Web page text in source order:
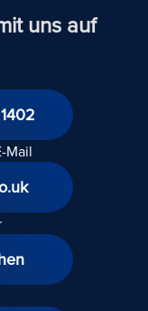
uns auf
Mail